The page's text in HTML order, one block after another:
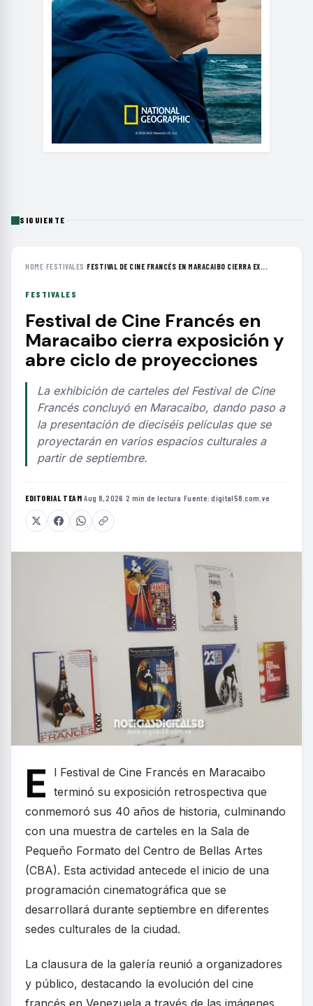
SIGUIENTE
HOME›FESTIVALES ›FESTIVAL DE CINE FRANCÉS EN MARACAIBO CIERRA EX...
FESTIVALES
Festival de Cine Francés en
Maracaibo cierra exposición y
abre ciclo de proyecciones
La exhibición de carteles del Festival de Cine
Francés concluyó en Maracaibo, dando paso a
la presentación de dieciséis películas que se
proyectarán en varios espacios culturales a
partir de septiembre.
EDITORIAL TEAM·Aug 8, 2026 ·2 min de lectura ·Fuente:digital58.com.ve
E
l Festival de Cine Francés en Maracaibo
terminó su exposición retrospectiva que
conmemoró sus 40 años de historia, culminando
con una muestra de carteles en la Sala de
Pequeño Formato del Centro de Bellas Artes
(CBA). Esta actividad antecede el inicio de una
programación cinematográfica que se
desarrollará durante septiembre en diferentes
sedes culturales de la ciudad.
La clausura de la galería reunió a organizadores
y público, destacando la evolución del cine